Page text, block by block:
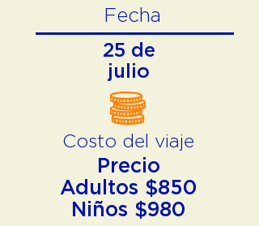
Fecha
25 de
julio
Costo del viaje
Precio
Adultos $850
Niños $980